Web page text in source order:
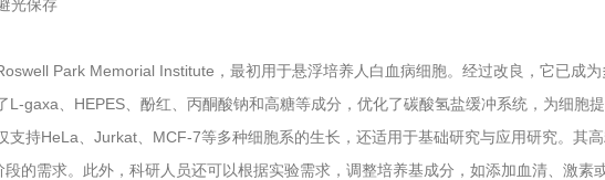
光保存
Park Memorial Institute，最初用于悬浮培养人白血病细胞。经过改良，它已成
L-gaxa、HEPES、酚红、丙酮酸钠和高糖等成分，优化了碳酸氢盐缓冲系统，为细胞
支持HeLa、Jurkat、MCF-7等多种细胞系的生长，还适用于基础研究与应用研究。其
的需求。此外，科研人员还可以根据实验需求，调整培养基成分，如添加血清、激素